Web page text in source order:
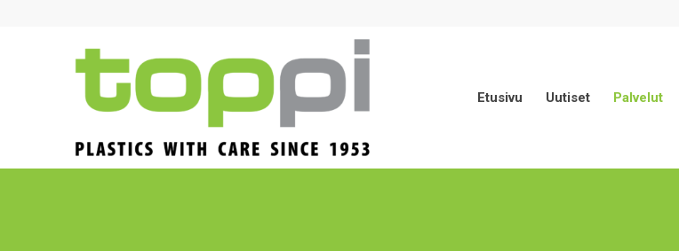
Etusivu Uutiset Palvelut